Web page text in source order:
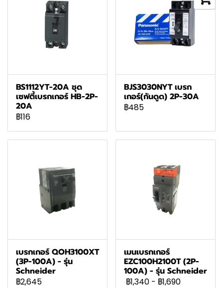
BS1112YT-20A ชุด
เซฟตี้เบรกเกอร์ HB-2P-
20A
฿116
BJS3030NYT เบรก
เกอร์(กันดูด) 2P-30A
฿485
เบรกเกอร์ QOH3100XT
(3P-100A) - รุ่น
Schneider
฿2,645
เมนเบรกเกอร์
EZC100H2100T (2P-
100A) - รุ่น Schneider
฿1,340 - ฿1,690